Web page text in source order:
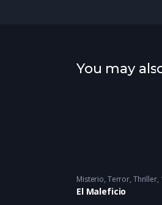
You may
Misterio, Terror, Thriller
El Maleficio